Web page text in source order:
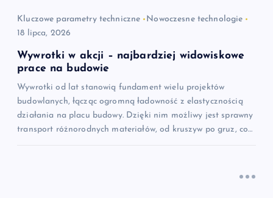
s
u
Kluczowe parametry techniczne
Nowoczesne technologie
18 lipca, 2026
Wywrotki w akcji – najbardziej widowiskowe
prace na budowie
Wywrotki od lat stanowią fundament wielu projektów
budowlanych, łącząc ogromną ładowność z elastycznością
działania na placu budowy. Dzięki nim możliwy jest sprawny
transport różnorodnych materiałów, od kruszyw po gruz, co…